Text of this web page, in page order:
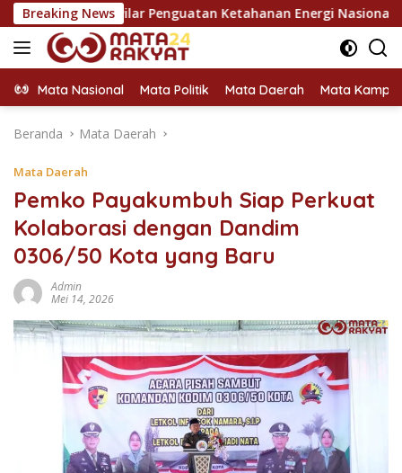
Langsung
ke
konten
Breaking News
Pilar Penguatan Ketahanan Energi Nasional KPU
Mata Nasional Mata Politik Mata Daerah Mata
Beranda Mata Daerah
Mata Daerah
Pemko Payakumbuh Siap Perkuat
Kolaborasi dengan Dandim
0306/50 Kota yang Baru
Admin
Mei 14, 2026